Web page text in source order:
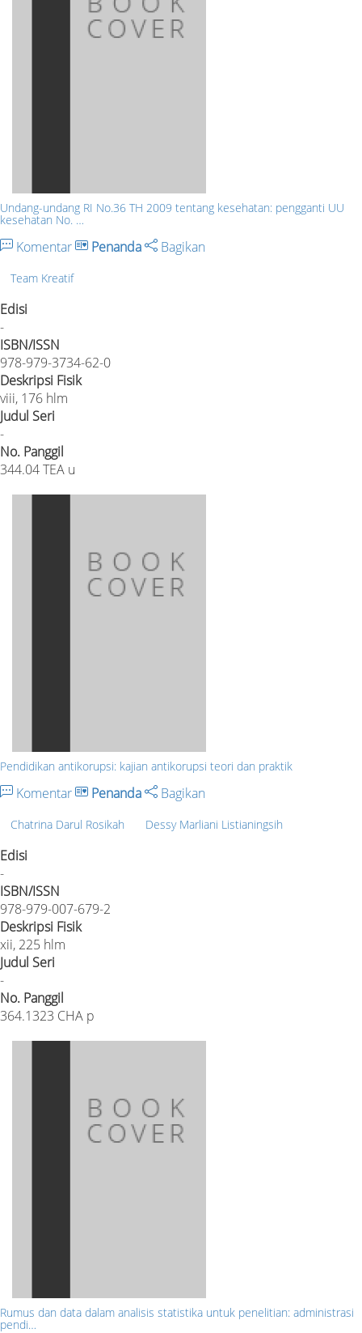
Undang-undang RI No.36 TH 2009 tentang kesehatan: pengganti UU
kesehatan No. …
Komentar Penanda Bagikan
Team Kreatif
Edisi
-
ISBN/ISSN
978-979-3734-62-0
Deskripsi Fisik
viii, 176 hlm
Judul Seri
-
No. Panggil
344.04 TEA u
Pendidikan antikorupsi: kajian antikorupsi teori dan praktik
Komentar Penanda Bagikan
Chatrina Darul Rosikah Dessy Marliani Listianingsih
Edisi
-
ISBN/ISSN
978-979-007-679-2
Deskripsi Fisik
xii, 225 hlm
Judul Seri
-
No. Panggil
364.1323 CHA p
Rumus dan data dalam analisis statistika untuk penelitian: administrasi
pendi…